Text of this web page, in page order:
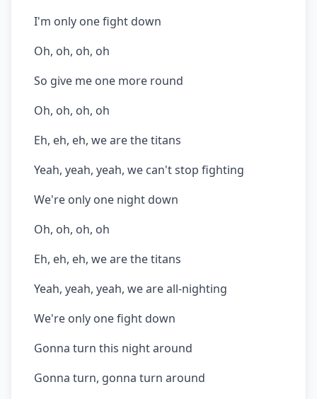
I'm only one fight down
Oh, oh, oh, oh
So give me one more round
Oh, oh, oh, oh
Eh, eh, eh, we are the titans
Yeah, yeah, yeah, we can't stop fighting
We're only one night down
Oh, oh, oh, oh
Eh, eh, eh, we are the titans
Yeah, yeah, yeah, we are all-nighting
We're only one fight down
Gonna turn this night around
Gonna turn, gonna turn around